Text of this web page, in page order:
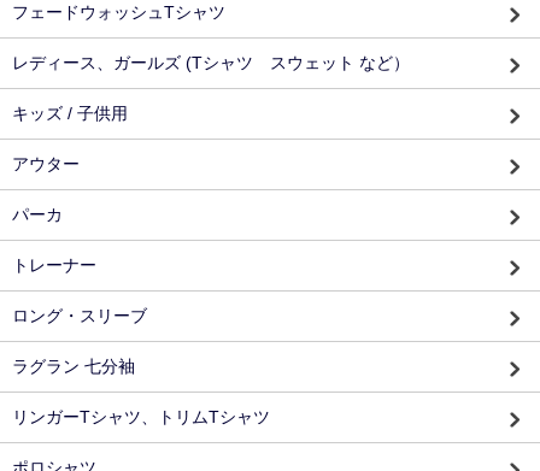
フェードウォッシュTシャツ
レディース、ガールズ (Tシャツ スウェット など）
キッズ / 子供用
アウター
パーカ
トレーナー
ロング・スリーブ
ラグラン 七分袖
リンガーTシャツ、トリムTシャツ
ポロシャツ